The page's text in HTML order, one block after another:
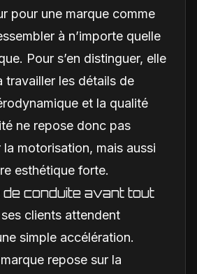
pour une marque comme
à n’importe quelle
Pour s’en distinguer, elle
travailler les détails de
et la qualité
ne repose donc pas
la motorisation, mais aussi
esthétique forte.
de conduite avant tout
clients attendent
simple accélération.
repose sur la